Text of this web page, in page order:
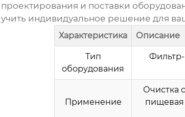
проектирования и поставки
индивидуальное решение для
Характеристика Описание
Тип
оборудования
Применение
Очистка